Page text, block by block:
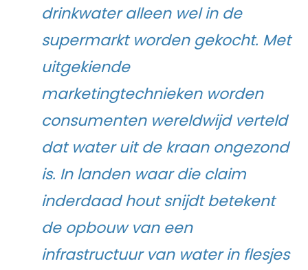
drinkwater alleen wel in de
supermarkt worden gekocht. Met
uitgekiende
marketingtechnieken worden
consumenten wereldwijd verteld
dat water uit de kraan ongezond
is. In landen waar die claim
inderdaad hout snijdt betekent
de opbouw van een
infrastructuur van water in flesjes